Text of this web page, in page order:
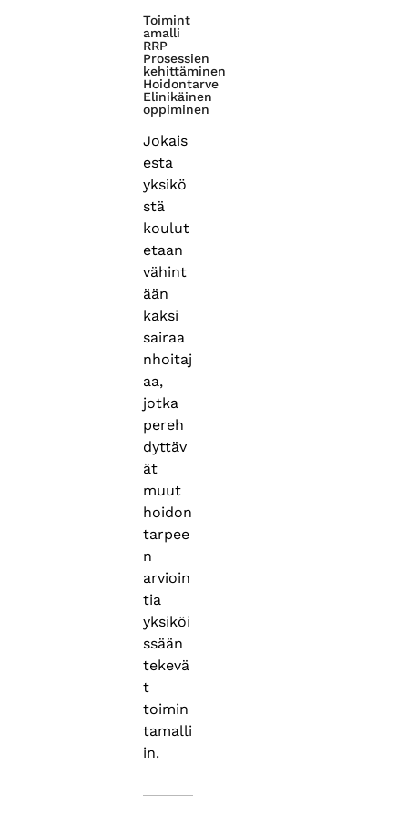
Toimint
amalli
RRP
Prosessien
kehittäminen
Hoidontarve
Elinikäinen
oppiminen
Jokais
esta
yksikö
stä
koulut
etaan
vähint
ään
kaksi
sairaa
nhoitaj
aa,
jotka
pereh
dyttäv
ät
muut
hoidon
tarpee
n
arvioin
tia
yksiköi
ssään
tekevä
t
toimin
tamalli
in.